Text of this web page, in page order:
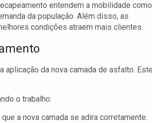
entendem a mobilidade como
da população. Além disso, as
condições atraem mais clientes.
aplicação da nova camada de asfalto.
o trabalho.
a nova camada se adira corretamente.